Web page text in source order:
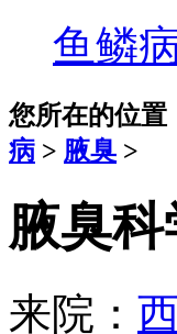
鱼鳞
您所在的位置
病 > 腋臭 >
腋臭
来院：